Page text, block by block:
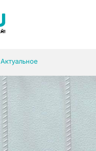
Актуальное